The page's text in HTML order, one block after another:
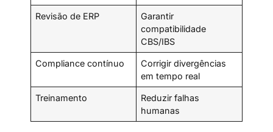
Revisão de ERP
Garantir
compatibilidade
CBS/IBS
Compliance contínuo
Corrigir divergências
em tempo real
Treinamento
Reduzir falhas
humanas